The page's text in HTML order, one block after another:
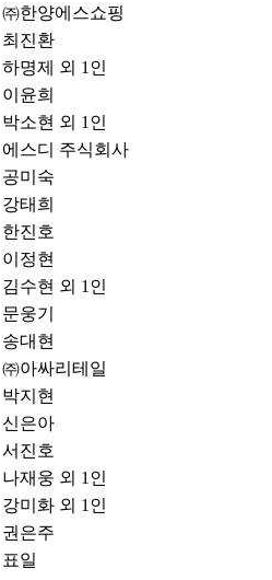
㈜한양에스쇼핑
최진환
하명제 외 1인
이윤희
박소현 외 1인
에스디 주식회사
공미숙
강태희
한진호
이정현
김수현 외 1인
문웅기
송대현
㈜아싸리테일
박지현
신은아
서진호
나재웅 외 1인
강미화 외 1인
권은주
표일